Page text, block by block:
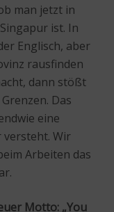
man jetzt in
ist. In
Englisch, aber
rausfinden
dann stößt
Das
eine
versteht. Wir
Arbeiten das
Motto: „You